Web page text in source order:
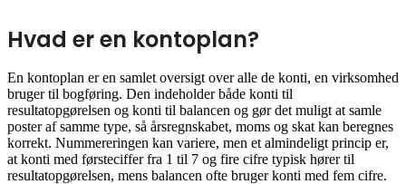
Hvad er en kontoplan?
En kontoplan er en samlet oversigt over alle de konti, en virksomhed
bruger til bogføring. Den indeholder både konti til
resultatopgørelsen og konti til balancen og gør det muligt at samle
poster af samme type, så årsregnskabet, moms og skat kan beregnes
korrekt. Nummereringen kan variere, men et almindeligt princip er,
at konti med førsteciffer fra 1 til 7 og fire cifre typisk hører til
resultatopgørelsen, mens balancen ofte bruger konti med fem cifre.